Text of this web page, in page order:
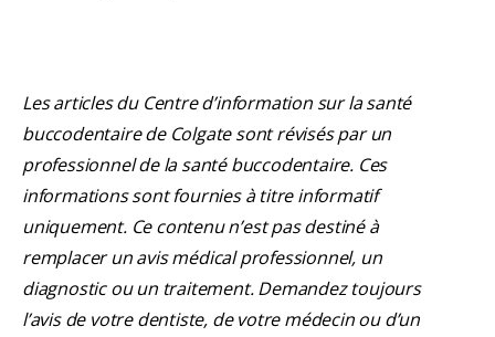
Les articles du Centre d’information sur la santé
buccodentaire de Colgate sont révisés par un
professionnel de la santé buccodentaire. Ces
informations sont fournies à titre informatif
uniquement. Ce contenu n’est pas destiné à
remplacer un avis médical professionnel, un
diagnostic ou un traitement. Demandez toujours
l’avis de votre dentiste, de votre médecin ou d’un